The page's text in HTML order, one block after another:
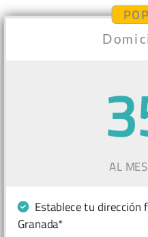
AL
Establece tu dirección
Granada*